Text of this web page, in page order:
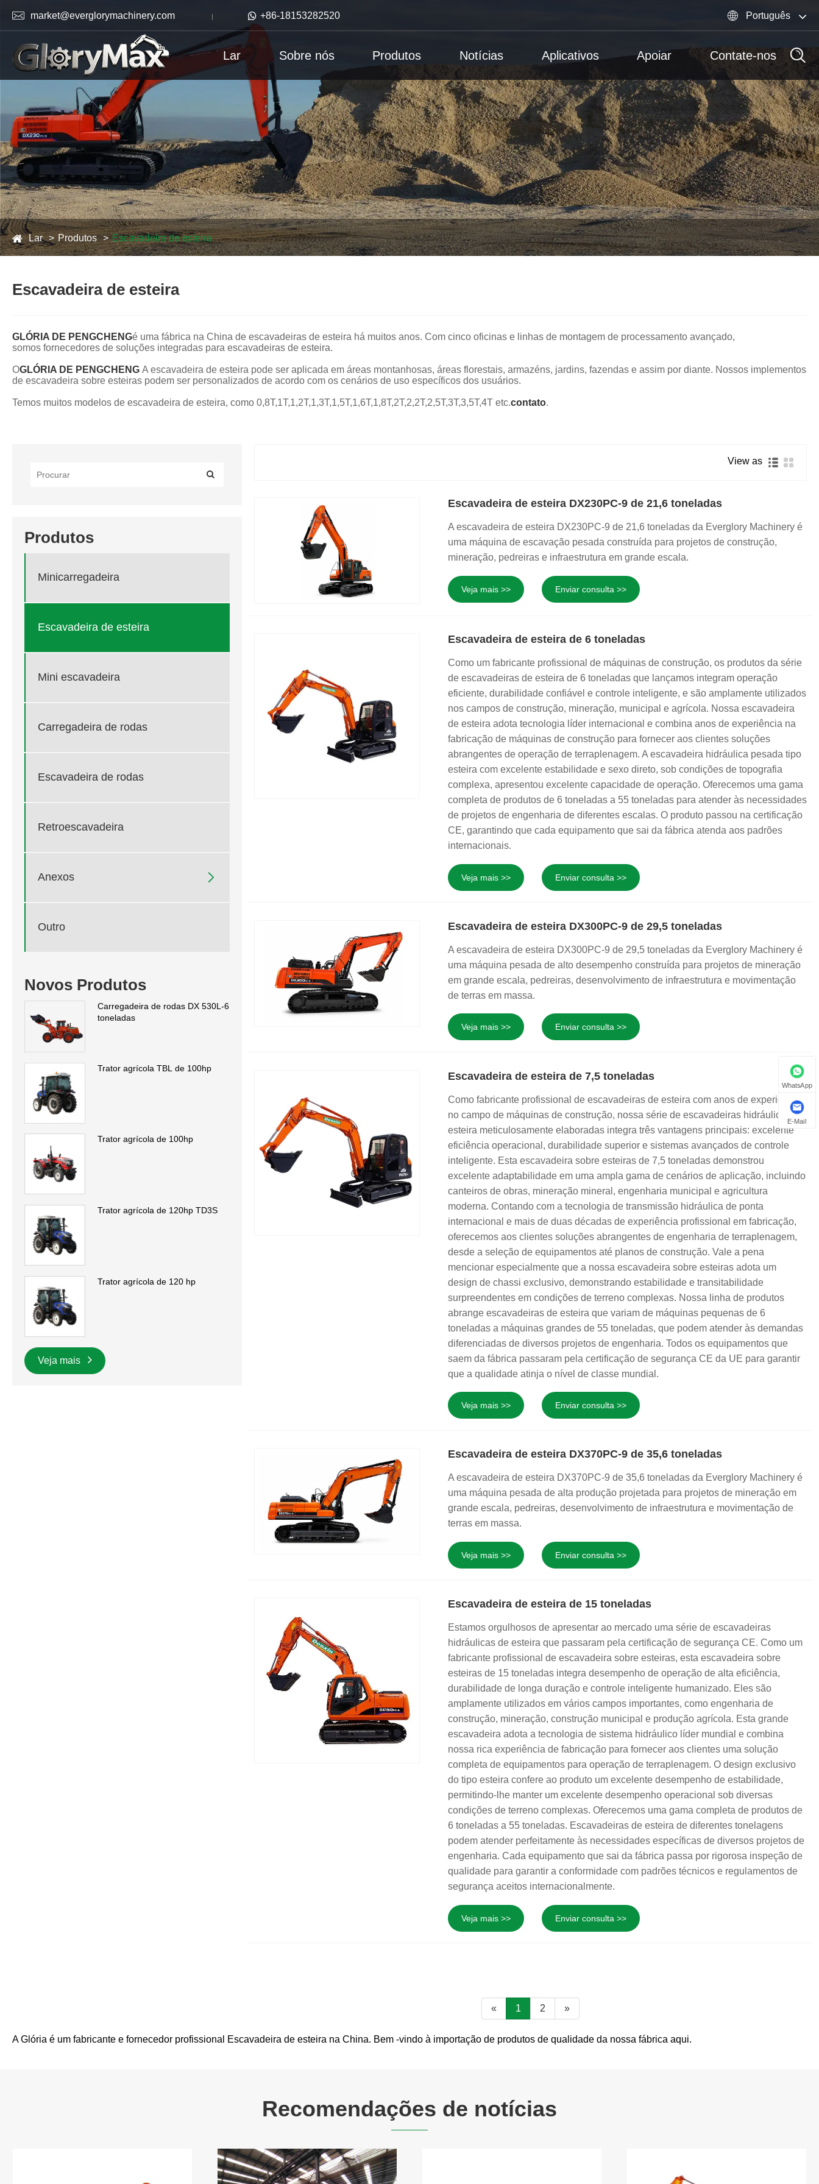
 market@everglorymachinery.com +86-18153282520  Português
Lar Sobre nós Produtos Notícias Aplicativos Apoiar Contate-nos
Lar Produtos Escavadeira de esteira
Escavadeira de esteira
GLÓRIA DE PENGCHENGé uma fábrica na China de escavadeiras de esteira há muitos anos. Com cinco oficinas e linhas de montagem de processamento avançado,
somos fornecedores de soluções integradas para escavadeiras de esteira.
OGLÓRIA DE PENGCHENG A escavadeira de esteira pode ser aplicada em áreas montanhosas, áreas florestais, armazéns, jardins, fazendas e assim por diante. Nossos implementos
de escavadeira sobre esteiras podem ser personalizados de acordo com os cenários de uso específicos dos usuários.
Temos muitos modelos de escavadeira de esteira, como 0,8T,1T,1,2T,1,3T,1,5T,1,6T,1,8T,2T,2,2T,2,5T,3T,3,5T,4T etc.contato.
Produtos
Minicarregadeira
Escavadeira de esteira
Mini escavadeira
Carregadeira de rodas
Escavadeira de rodas
Retroescavadeira
Anexos 
Outro
Novos Produtos
Carregadeira de rodas DX 530L-6
toneladas
Trator agrícola TBL de 100hp
Trator agrícola de 100hp
Trator agrícola de 120hp TD3S
Trator agrícola de 120 hp
Veja mais
View as
Escavadeira de esteira DX230PC-9 de 21,6 toneladas
A escavadeira de esteira DX230PC-9 de 21,6 toneladas da Everglory Machinery é
uma máquina de escavação pesada construída para projetos de construção,
mineração, pedreiras e infraestrutura em grande escala.
Veja mais >> Enviar consulta >>
Escavadeira de esteira de 6 toneladas
Como um fabricante profissional de máquinas de construção, os produtos da série
de escavadeiras de esteira de 6 toneladas que lançamos integram operação
eficiente, durabilidade confiável e controle inteligente, e são amplamente utilizados
nos campos de construção, mineração, municipal e agrícola. Nossa escavadeira
de esteira adota tecnologia líder internacional e combina anos de experiência na
fabricação de máquinas de construção para fornecer aos clientes soluções
abrangentes de operação de terraplenagem. A escavadeira hidráulica pesada tipo
esteira com excelente estabilidade e sexo direto, sob condições de topografia
complexa, apresentou excelente capacidade de operação. Oferecemos uma gama
completa de produtos de 6 toneladas a 55 toneladas para atender às necessidades
de projetos de engenharia de diferentes escalas. O produto passou na certificação
CE, garantindo que cada equipamento que sai da fábrica atenda aos padrões
internacionais.
Veja mais >> Enviar consulta >>
Escavadeira de esteira DX300PC-9 de 29,5 toneladas
A escavadeira de esteira DX300PC-9 de 29,5 toneladas da Everglory Machinery é
uma máquina pesada de alto desempenho construída para projetos de mineração
em grande escala, pedreiras, desenvolvimento de infraestrutura e movimentação
de terras em massa.
Veja mais >> Enviar consulta >>
Escavadeira de esteira de 7,5 toneladas
Como fabricante profissional de escavadeiras de esteira com anos de experiência
no campo de máquinas de construção, nossa série de escavadeiras hidráulicas de
esteira meticulosamente elaboradas integra três vantagens principais: excelente
eficiência operacional, durabilidade superior e sistemas avançados de controle
inteligente. Esta escavadeira sobre esteiras de 7,5 toneladas demonstrou
excelente adaptabilidade em uma ampla gama de cenários de aplicação, incluindo
canteiros de obras, mineração mineral, engenharia municipal e agricultura
moderna. Contando com a tecnologia de transmissão hidráulica de ponta
internacional e mais de duas décadas de experiência profissional em fabricação,
oferecemos aos clientes soluções abrangentes de engenharia de terraplenagem,
desde a seleção de equipamentos até planos de construção. Vale a pena
mencionar especialmente que a nossa escavadeira sobre esteiras adota um
design de chassi exclusivo, demonstrando estabilidade e transitabilidade
surpreendentes em condições de terreno complexas. Nossa linha de produtos
abrange escavadeiras de esteira que variam de máquinas pequenas de 6
toneladas a máquinas grandes de 55 toneladas, que podem atender às demandas
diferenciadas de diversos projetos de engenharia. Todos os equipamentos que
saem da fábrica passaram pela certificação de segurança CE da UE para garantir
que a qualidade atinja o nível de classe mundial.
Veja mais >> Enviar consulta >>
Escavadeira de esteira DX370PC-9 de 35,6 toneladas
A escavadeira de esteira DX370PC-9 de 35,6 toneladas da Everglory Machinery é
uma máquina pesada de alta produção projetada para projetos de mineração em
grande escala, pedreiras, desenvolvimento de infraestrutura e movimentação de
terras em massa.
Veja mais >> Enviar consulta >>
Escavadeira de esteira de 15 toneladas
Estamos orgulhosos de apresentar ao mercado uma série de escavadeiras
hidráulicas de esteira que passaram pela certificação de segurança CE. Como um
fabricante profissional de escavadeira sobre esteiras, esta escavadeira sobre
esteiras de 15 toneladas integra desempenho de operação de alta eficiência,
durabilidade de longa duração e controle inteligente humanizado. Eles são
amplamente utilizados em vários campos importantes, como engenharia de
construção, mineração, construção municipal e produção agrícola. Esta grande
escavadeira adota a tecnologia de sistema hidráulico líder mundial e combina
nossa rica experiência de fabricação para fornecer aos clientes uma solução
completa de equipamentos para operação de terraplenagem. O design exclusivo
do tipo esteira confere ao produto um excelente desempenho de estabilidade,
permitindo-lhe manter um excelente desempenho operacional sob diversas
condições de terreno complexas. Oferecemos uma gama completa de produtos de
6 toneladas a 55 toneladas. Escavadeiras de esteira de diferentes tonelagens
podem atender perfeitamente às necessidades específicas de diversos projetos de
engenharia. Cada equipamento que sai da fábrica passa por rigorosa inspeção de
qualidade para garantir a conformidade com padrões técnicos e regulamentos de
segurança aceitos internacionalmente.
Veja mais >> Enviar consulta >>
« 1 2 »
A Glória é um fabricante e fornecedor profissional Escavadeira de esteira na China. Bem -vindo à importação de produtos de qualidade da nossa fábrica aqui.
Recomendações de notícias
WhatsApp
E-Mail